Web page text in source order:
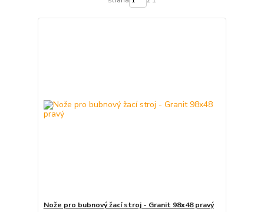
Nože pro bubnový žací stroj - Granit 98x48 pravý